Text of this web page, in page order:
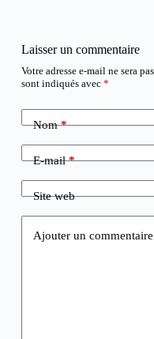
Laisser un commentaire
Votre adresse e-mail ne sera
sont indiqués avec *
Nom*
E-mail*
Site web
Ajouter un commentaire